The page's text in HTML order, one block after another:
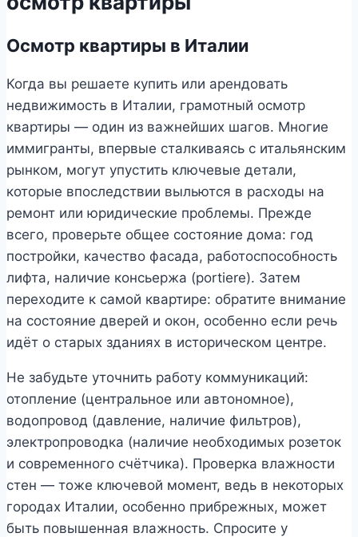
Осмотр квартиры в Италии
Когда вы решаете купить или арендовать
недвижимость в Италии, грамотный осмотр
квартиры — один из важнейших шагов. Многие
иммигранты, впервые сталкиваясь с итальянским
рынком, могут упустить ключевые детали,
которые впоследствии выльются в расходы на
ремонт или юридические проблемы. Прежде
всего, проверьте общее состояние дома: год
постройки, качество фасада, работоспособность
лифта, наличие консьержа (portiere). Затем
переходите к самой квартире: обратите внимание
на состояние дверей и окон, особенно если речь
идёт о старых зданиях в историческом центре.
Не забудьте уточнить работу коммуникаций:
отопление (центральное или автономное),
водопровод (давление, наличие фильтров),
электропроводка (наличие необходимых розеток
и современного счётчика). Проверка влажности
стен — тоже ключевой момент, ведь в некоторых
городах Италии, особенно прибрежных, может
быть повышенная влажность. Спросите у